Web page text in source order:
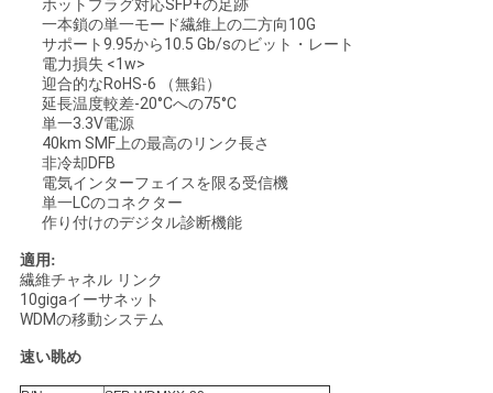
引
金
ホットプラグ対応SFP+の足跡
一本鎖の単一モード繊維上の二方向10G
サポート9.95から10.5 Gb/sのビット・レート
電力損失 <1w>
迎合的なRoHS-6 （無鉛）
延長温度較差-20°Cへの75°C
単一3.3V電源
40km SMF上の最高のリンク長さ
非冷却DFB
電気インターフェイスを限る受信機
単一LCのコネクター
作り付けのデジタル診断機能
適用:
繊維チャネル リンク
10gigaイーサネット
WDMの移動システム
速い眺め